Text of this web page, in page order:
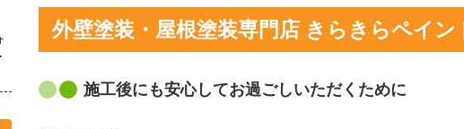
外壁塗装・屋根塗装専門店 きらきらペイ
施工後にも安心してお過ごしいただくために